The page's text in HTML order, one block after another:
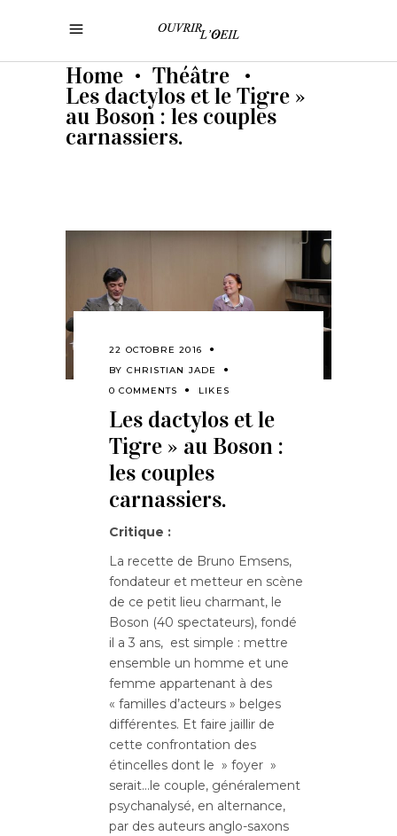
Home • Théâtre •
Les dactylos et le Tigre »
au Boson : les couples
carnassiers.
22 OCTOBRE 2016
BY CHRISTIAN JADE
0 COMMENTS
LIKES
Les dactylos et le
Tigre » au Boson :
les couples
carnassiers.
Critique :
La recette de Bruno Emsens,
fondateur et metteur en scène
de ce petit lieu charmant, le
Boson (40 spectateurs), fondé
il a 3 ans, est simple : mettre
ensemble un homme et une
femme appartenant à des
« familles d’acteurs » belges
différentes. Et faire jaillir de
cette confrontation des
étincelles dont le » foyer »
serait…le couple, généralement
psychanalysé, en alternance,
par des auteurs anglo-saxons